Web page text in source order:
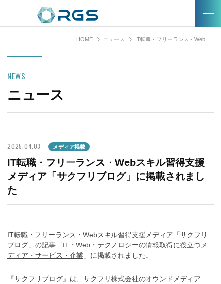
HOME ニュース
NEWS
ニュース
2025.04.03 メディア掲載
IT転職・フリーランス・Webスキル習得支援
メディア「サクフリブログ」に掲載されまし
た
IT転職・フリーランス・Webスキル習得支援メディア「サクフリ
ブログ」の記事「IT・Web・テクノロジーの情報取得に役立つメ
ディア・サービス・企業 」に掲載されました。
『サクフリブログ』は、サクフリ株式会社のオウンドメディア